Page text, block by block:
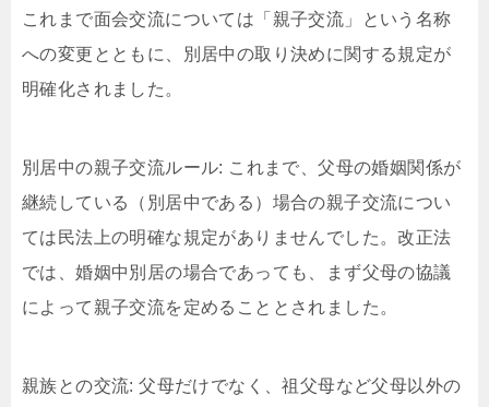
これまで面会交流については「親子交流」という名称
への変更とともに、別居中の取り決めに関する規定が
明確化されました。
別居中の親子交流ルール: これまで、父母の婚姻関係が
継続している（別居中である）場合の親子交流につい
ては民法上の明確な規定がありませんでした。改正法
では、婚姻中別居の場合であっても、まず父母の協議
によって親子交流を定めることとされました。
親族との交流: 父母だけでなく、祖父母など父母以外の